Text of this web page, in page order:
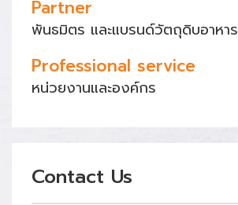
Partner
พันธมิตร และแบรนด์วัตถุดิบอาหาร
Professional service
หน่วยงานและองค์กร
Contact Us